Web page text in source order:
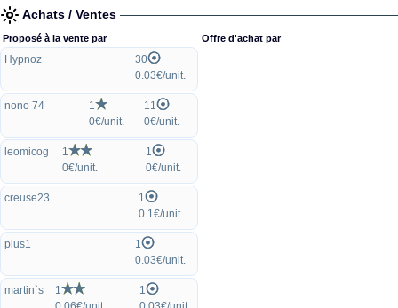
Achats / Ventes
Proposé à la vente par
Hypnoz
30
0.03€/unit.
nono 74
1
0€/unit.
11
0€/unit.
leomicog
1
0€/unit.
1
0€/unit.
creuse23
1
0.1€/unit.
plus1
1
0.03€/unit.
martin`s
1
1
Offre d'achat par